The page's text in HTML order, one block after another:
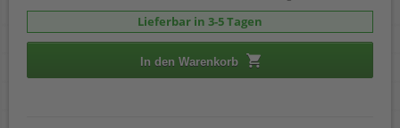
Lieferbar in 3-5 Tagen
In den Warenkorb